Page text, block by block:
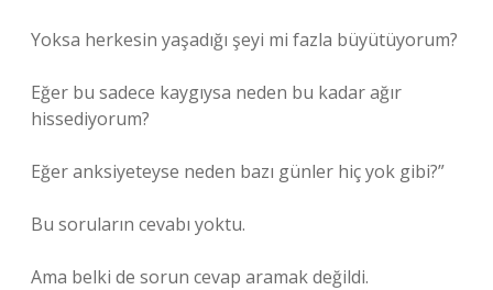
Yoksa herkesin yaşadığı şeyi mi fazla büyütüyorum?
Eğer bu sadece kaygıysa neden bu kadar ağır
hissediyorum?
Eğer anksiyeteyse neden bazı günler hiç yok gibi?”
Bu soruların cevabı yoktu.
Ama belki de sorun cevap aramak değildi.